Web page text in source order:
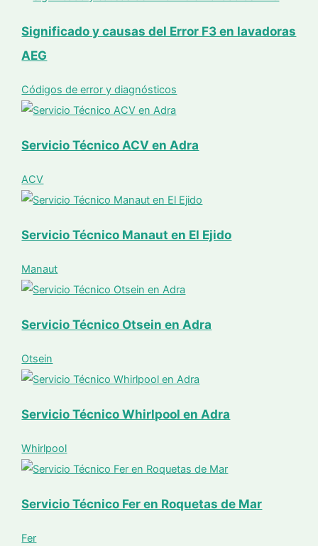
Significado y causas del Error F3 en lavadoras
AEG
Códigos de error y diagnósticos
Servicio Técnico ACV en Adra
ACV
Servicio Técnico Manaut en El Ejido
Manaut
Servicio Técnico Otsein en Adra
Otsein
Servicio Técnico Whirlpool en Adra
Whirlpool
Servicio Técnico Fer en Roquetas de Mar
Fer